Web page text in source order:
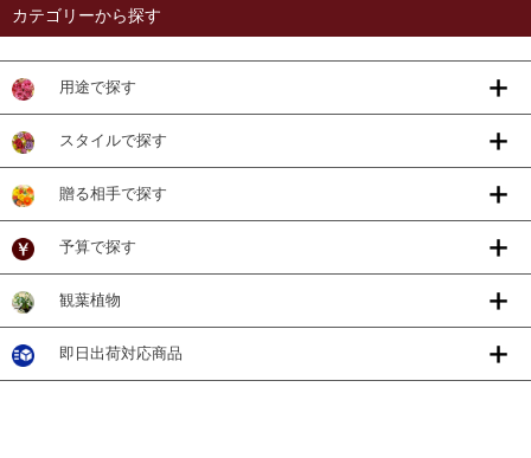
カテゴリーから探す
用途で探す
スタイルで探す
贈る相手で探す
予算で探す
観葉植物
即日出荷対応商品